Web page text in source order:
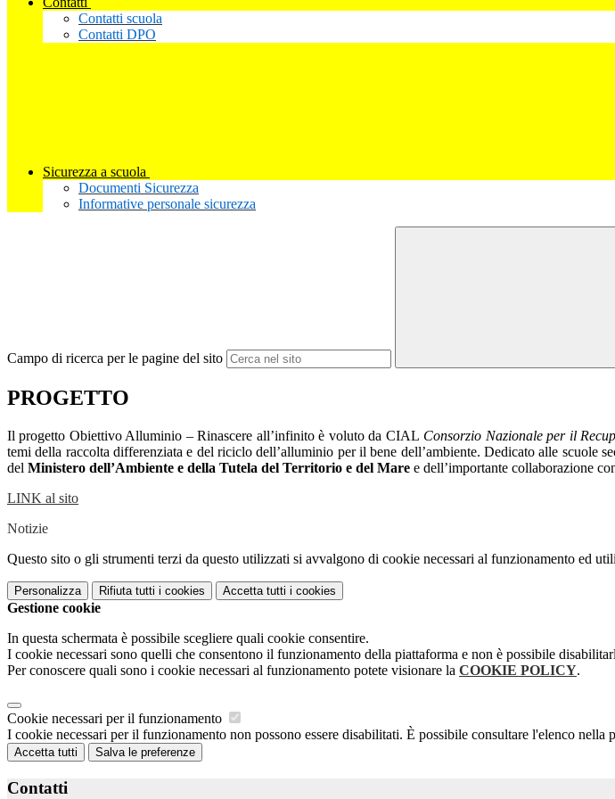
Contatti scuola
Contatti DPO
Sicurezza a scuola
Documenti Sicurezza
Informative personale sicurezza
Campo di ricerca per le pagine del sito
PROGETTO
Il progetto Obiettivo Alluminio – Rinascere all’infinito è voluto da CIAL Consorzio Nazionale per il
temi della raccolta differenziata e del riciclo dell’alluminio per il bene dell’ambiente. Dedicato alle scuole
del Ministero dell’Ambiente e della Tutela del Territorio e del Mare e dell’importante collaborazione
LINK al sito
Notizie
Questo sito o gli strumenti terzi da questo utilizzati si avvalgono di cookie necessari al funzionamento ed
Personalizza Rifiuta tutti i cookies Accetta tutti i cookies
Gestione cookie
In questa schermata è possibile scegliere quali cookie consentire.
I cookie necessari sono quelli che consentono il funzionamento della piattaforma e non è possibile
Per conoscere quali sono i cookie necessari al funzionamento potete visionare la COOKIE POLICY.
Cookie necessari per il funzionamento
I cookie necessari per il funzionamento non possono essere disabilitati. È possibile consultare l'elenco nella
Accetta tutti Salva le preferenze
Contatti